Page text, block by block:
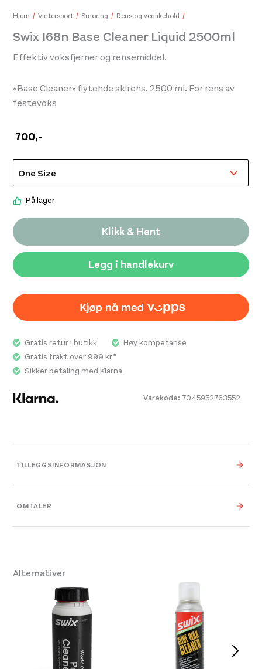
Hjem Vintersport Smøring Rens og vedlikehold
Swix I68n Base Cleaner Liquid 2500ml
700,-
Effektiv voksfjerner og rensemiddel.
«Base Cleaner» flytende skirens. 2500 ml. For rens av
festevoks
På lager
Klikk & Hent
Legg i handlekurv
Varekode: 7045952763552
Gratis retur i butikk
Høy kompetanse
Gratis frakt over 999 kr*
Sikker betaling med Klarna
TILLEGGSINFORMASJON
0,000 × 0,000 × 0,000
Leverandør
Nocolor Nocolor
OMTALER
Alternativer